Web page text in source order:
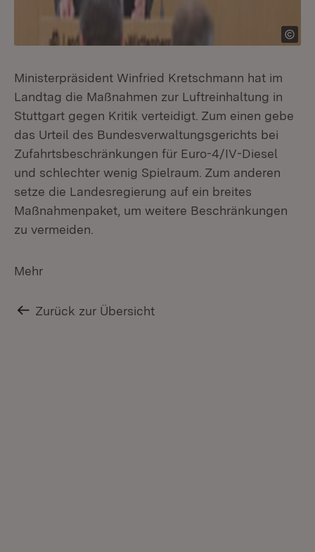
Ministerpräsident Winfried Kretschmann hat im
Landtag die Maßnahmen zur Luftreinhaltung in
Stuttgart gegen Kritik verteidigt. Zum einen gebe
das Urteil des Bundesverwaltungsgerichts bei
Zufahrtsbeschränkungen für Euro-4/IV-Diesel
und schlechter wenig Spielraum. Zum anderen
setze die Landesregierung auf ein breites
Maßnahmenpaket, um weitere Beschränkungen
zu vermeiden.
Mehr
Zurück zur Übersicht